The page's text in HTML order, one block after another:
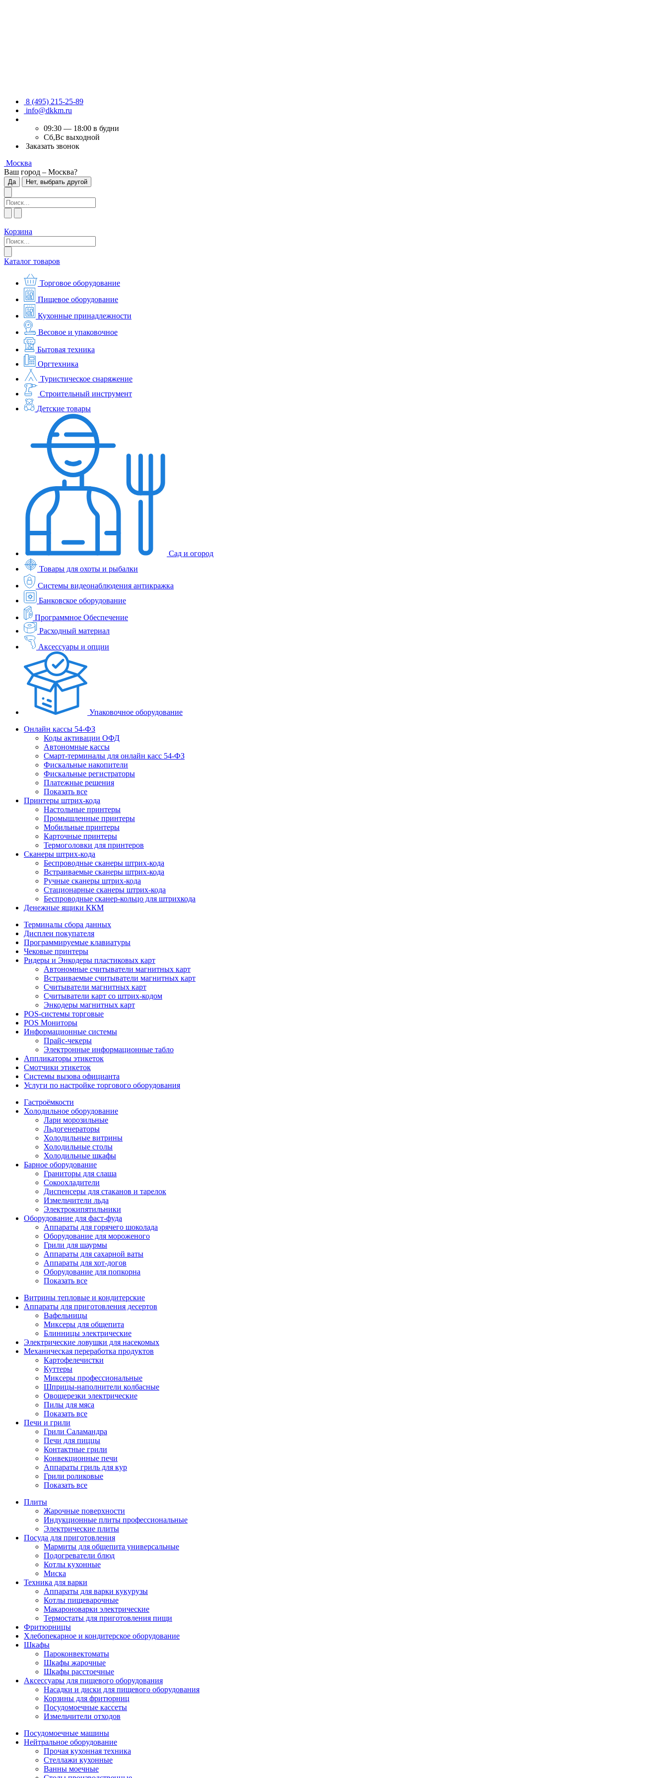
8 (495) 215-25-89
info@dkkm.ru
09:30 — 18:00 в будни
Сб,Вс выходной
Заказать звонок
Москва
Ваш город – Москва?
Да Нет, выбрать другой
Корзина
Каталог товаров
Торговое оборудование
Пищевое оборудование
Кухонные принадлежности
Весовое и упаковочное
Бытовая техника
Оргтехника
Туристическое снаряжение
Строительный инструмент
Детские товары
Сад и огород
Товары для охоты и рыбалки
Системы видеонаблюдения антикражка
Банковское оборудование
Программное Обеспечение
Расходный материал
Аксессуары и опции
Упаковочное оборудование
Онлайн кассы 54-ФЗ
Коды активации ОФД
Автономные кассы
Смарт-терминалы для онлайн касс 54-ФЗ
Фискальные накопители
Фискальные регистраторы
Платежные решения
Показать все
Принтеры штрих-кода
Настольные принтеры
Промышленные принтеры
Мобильные принтеры
Карточные принтеры
Термоголовки для принтеров
Сканеры штрих-кода
Беспроводные сканеры штрих-кода
Встраиваемые сканеры штрих-кода
Ручные сканеры штрих-кода
Стационарные сканеры штрих-кода
Беспроводные сканер-кольцо для штрихкода
Денежные ящики ККМ
Терминалы сбора данных
Дисплеи покупателя
Программируемые клавиатуры
Чековые принтеры
Ридеры и Энкодеры пластиковых карт
Автономные считыватели магнитных карт
Встраиваемые считыватели магнитных карт
Считыватели магнитных карт
Считыватели карт со штрих-кодом
Энкодеры магнитных карт
POS-системы торговые
POS Мониторы
Информационные системы
Прайс-чекеры
Электронные информационные табло
Аппликаторы этикеток
Смотчики этикеток
Системы вызова официанта
Услуги по настройке торгового оборудования
Гастроёмкости
Холодильное оборудование
Лари морозильные
Льдогенераторы
Холодильные витрины
Холодильные столы
Холодильные шкафы
Барное оборудование
Граниторы для слаша
Сокоохладители
Диспенсеры для стаканов и тарелок
Измельчители льда
Электрокипятильники
Оборудование для фаст-фуда
Аппараты для горячего шоколада
Оборудование для мороженого
Грили для шаурмы
Аппараты для сахарной ваты
Аппараты для хот-догов
Оборудование для попкорна
Показать все
Витрины тепловые и кондитерские
Аппараты для приготовления десертов
Вафельницы
Миксеры для общепита
Блинницы электрические
Электрические ловушки для насекомых
Механическая переработка продуктов
Картофелечистки
Куттеры
Миксеры профессиональные
Шприцы-наполнители колбасные
Овощерезки электрические
Пилы для мяса
Показать все
Печи и грили
Грили Саламандра
Печи для пиццы
Контактные грили
Конвекционные печи
Аппараты гриль для кур
Грили роликовые
Показать все
Плиты
Жарочные поверхности
Индукционные плиты профессиональные
Электрические плиты
Посуда для приготовления
Мармиты для общепита универсальные
Подогреватели блюд
Котлы кухонные
Миска
Техника для варки
Аппараты для варки кукурузы
Котлы пищеварочные
Макароноварки электрические
Термостаты для приготовления пищи
Фритюрницы
Хлебопекарное и кондитерское оборудование
Шкафы
Пароконвектоматы
Шкафы жарочные
Шкафы расстоечные
Аксессуары для пищевого оборудования
Насадки и диски для пищевого оборудования
Корзины для фритюрниц
Посудомоечные кассеты
Измельчители отходов
Посудомоечные машины
Нейтральное оборудование
Прочая кухонная техника
Стеллажи кухонные
Ванны моечные